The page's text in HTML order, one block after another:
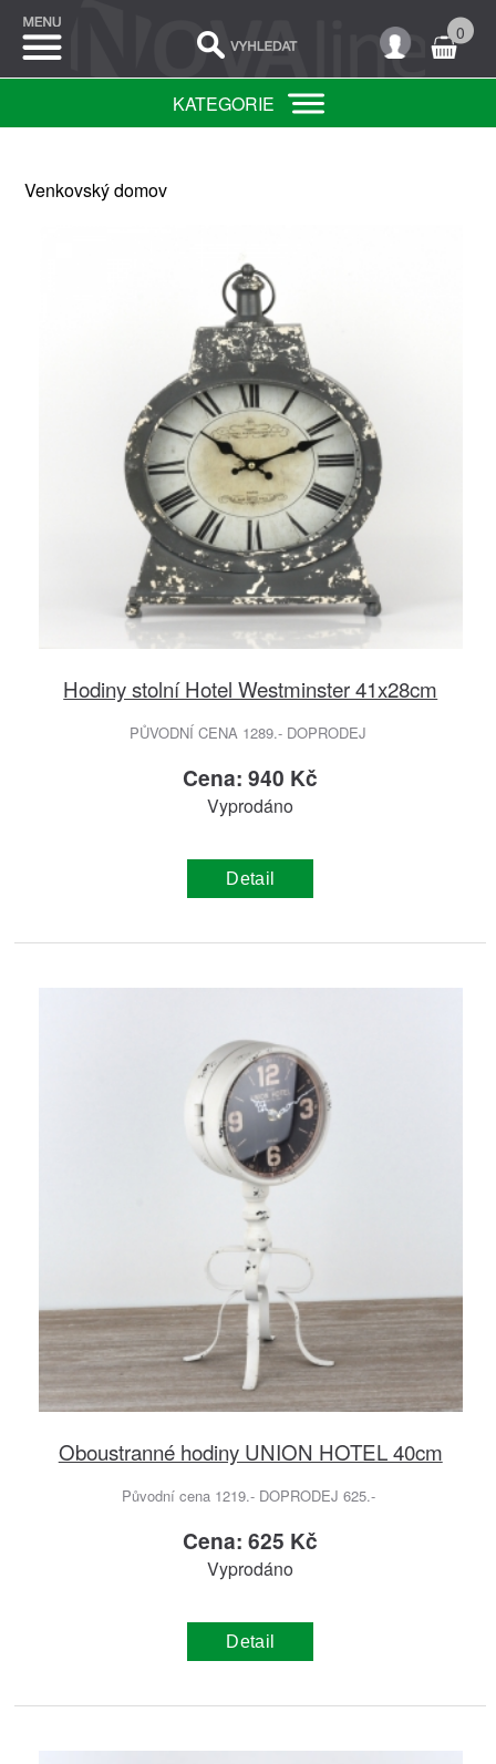
0
KATEGORIE
Venkovský domov
Hodiny stolní Hotel Westminster 41x28cm
PŮVODNÍ CENA 1289.- DOPRODEJ
Cena: 940 Kč
Vyprodáno
Detail
Oboustranné hodiny UNION HOTEL 40cm
Původní cena 1219.- DOPRODEJ 625.-
Cena: 625 Kč
Vyprodáno
Detail